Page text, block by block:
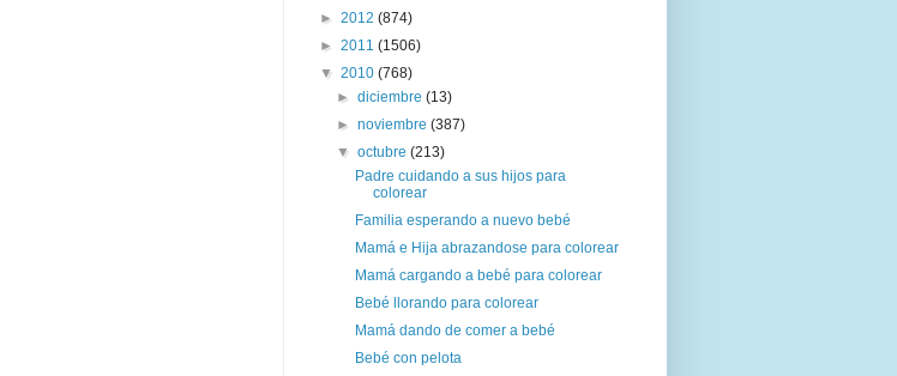
► 2012 (874)
► 2011 (1506)
▼ 2010 (768)
►diciembre(13)
►noviembre(387)
▼octubre(213)
Padre cuidando a sus hijos para
colorear
Familia esperando a nuevo bebé
Mamá e Hija abrazandose para colorear
Mamá cargando a bebé para colorear
Bebé llorando para colorear
Mamá dando de comer a bebé
Bebé con pelota